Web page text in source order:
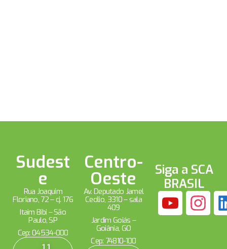
Sudest
e
Rua Joaquim
Floriano, 72 – cj. 176
Itaim Bibi – São
Paulo, SP
Cep: 04534-000
11
Centro-
Oeste
Av. Deputado Jamel
Cecílio, 3310 – sala
409
Jardim Goiás –
Goiânia, GO
Cep: 74810-100
Siga a SCA
BRASIL